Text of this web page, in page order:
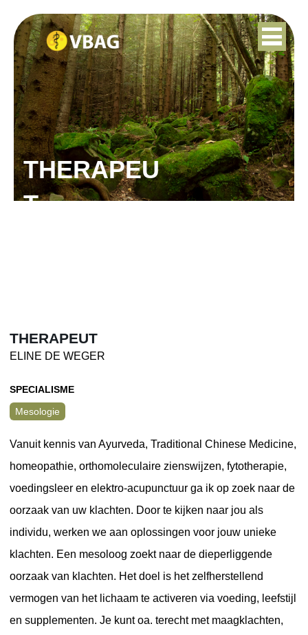
THERAPEU
T
THERAPEUT
ELINE DE WEGER
SPECIALISME
Mesologie
Vanuit kennis van Ayurveda, Traditional Chinese Medicine,
homeopathie, orthomoleculaire zienswijzen, fytotherapie,
voedingsleer en elektro-acupunctuur ga ik op zoek naar de
oorzaak van uw klachten. Door te kijken naar jou als
individu, werken we aan oplossingen voor jouw unieke
klachten. Een mesoloog zoekt naar de dieperliggende
oorzaak van klachten. Het doel is het zelfherstellend
vermogen van het lichaam te activeren via voeding, leefstijl
en supplementen. Je kunt oa. terecht met maagklachten,